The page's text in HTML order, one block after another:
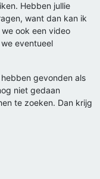
Hebben jullie
want dan kan ik
ook een video
eventueel
gevonden als
niet gedaan
te zoeken. Dan krijg